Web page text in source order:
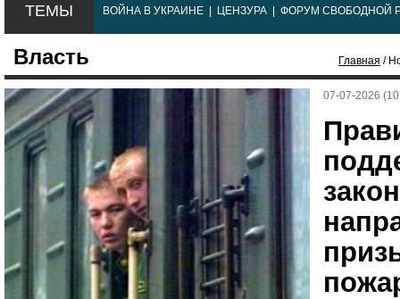
ТЕМЫ ВОЙНА В УКРАИНЕ ЦЕНЗУРА ФОРУМ СВОБОДНОЙ
Власть Главная /
07-07-2026